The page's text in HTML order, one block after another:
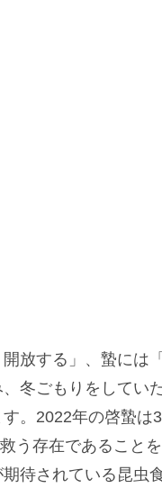
放する」、蟄には
冬ごもりをしてい
。2022年の啓蟄は
う存在であること
待されている昆虫